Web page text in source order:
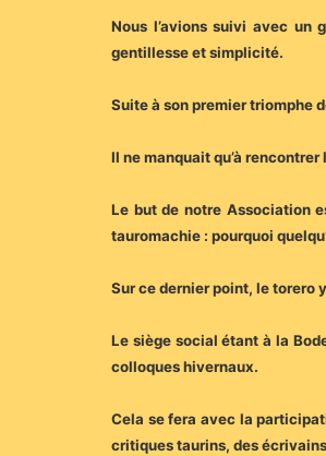
Nous l’avions suivi avec un
gentillesse et simplicité.
Suite à son premier triomphe
Il ne manquait qu’à
Le but de notre Association
tauromachie : pourquoi
Sur ce dernier point, le torero
Le siège social étant à la
colloques hivernaux.
Cela se fera avec la
critiques taurins, des